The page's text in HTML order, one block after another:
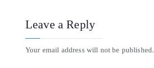
Leave a Reply
Your email address will not be published.